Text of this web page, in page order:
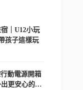
｜U12小玩
孩子這樣玩
動電源開箱
出更安心的